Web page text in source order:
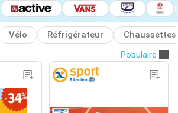
Vélo Réfrigérateur
Chaussettes
Populaire